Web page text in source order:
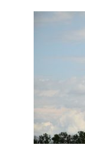
из-за